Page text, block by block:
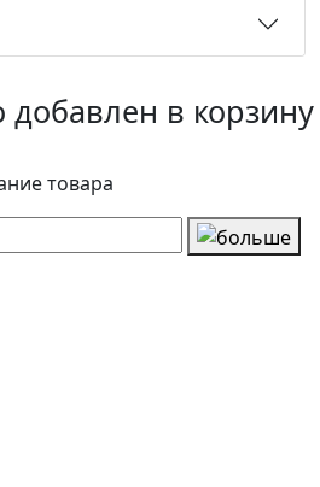
в корзину
товара